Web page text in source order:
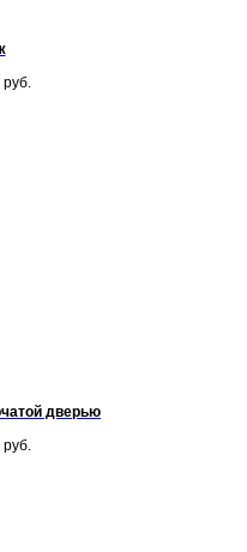
руб.
дверью
руб.